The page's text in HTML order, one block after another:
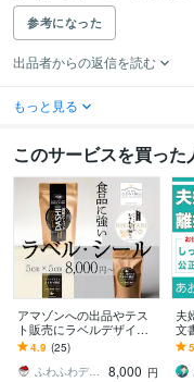
参考になった
出品者からの返信を読む
もっと見る
このサービスを買っ
アマゾンへの出品やテス
ト販売にラベルデザイン
します すぐ試したい！個
人販売が気軽に実現・5㎝
×5㎝までこの価格
4.9 (25)
ふわふわデザイン室
8,000 円
夫
文
す
対
ど